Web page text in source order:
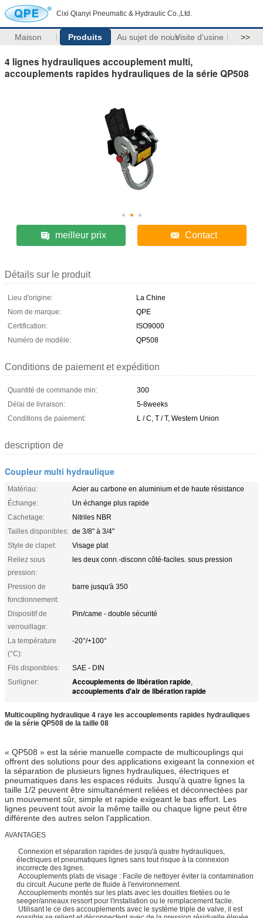
Cixi Qianyi Pneumatic & Hydraulic Co.,Ltd.
Maison Produits Au sujet de nousVisite d'usine >>
4 lignes hydrauliques accouplement multi,
accouplements rapides hydrauliques de la série QP508
meilleur prix Contact
Détails sur le produit
Lieu d'origine:
La Chine
Nom de marque:
QPE
Certification:
ISO9000
Numéro de modèle:
QP508
Conditions de paiement et expédition
Quantité de commande min:
300
Délai de livraison:
5-8weeks
Conditions de paiement:
L / C, T / T, Western Union
description de
Coupleur multi hydraulique
Matériau:
Acier au carbone en aluminium et de haute résistance
Échange:
Un échange plus rapide
Cachetage:
Nitriles NBR
Tailles disponibles: de 3/8" à 3/4"
Style de clapet:
Visage plat
Reliez sous
pression:
les deux conn.-disconn côté-faciles. sous pression
Pression de
fonctionnement:
barre jusqu'à 350
Dispositif de
verrouillage:
Pin/came - double sécurité
La température
(°C):
-20°/+100°
Fils disponibles:
SAE - DIN
Surligner:
Accouplements de libération rapide,
accouplements d'air de libération rapide
Multicoupling hydraulique 4 raye les accouplements rapides hydrauliques
de la série QP508 de la taille 08
« QP508 » est la série manuelle compacte de multicouplings qui
offrent des solutions pour des applications exigeant la connexion et
la séparation de plusieurs lignes hydrauliques, électriques et
pneumatiques dans les espaces réduits. Jusqu'à quatre lignes la
taille 1/2 peuvent être simultanément reliées et déconnectées par
un mouvement sûr, simple et rapide exigeant le bas effort. Les
lignes peuvent tout avoir la même taille ou chaque ligne peut être
différente des autres selon l'application.
AVANTAGES
Connexion et séparation rapides de jusqu'à quatre hydrauliques,
électriques et pneumatiques lignes sans tout risque à la connexion
incorrecte des lignes.
Accouplements plats de visage : Facile de nettoyer éviter la contamination
du circuit. Aucune perte de fluide à l'environnement.
Accouplements montés sur les plats avec les douilles filetées ou le
seeger/anneaux ressort pour l'installation ou le remplacement facile.
Utilisant le ce des accouplements avec le système triple de valve, il est